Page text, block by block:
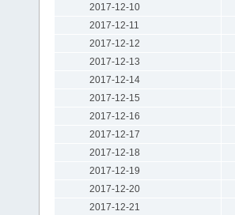
2017-12-10
2017-12-11
2017-12-12
2017-12-13
2017-12-14
2017-12-15
2017-12-16
2017-12-17
2017-12-18
2017-12-19
2017-12-20
2017-12-21